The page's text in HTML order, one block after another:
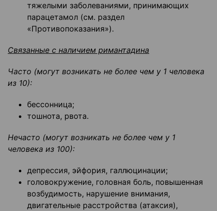
тяжелыми заболеваниями, принимающих
парацетамол (см. раздел
«Противопоказания»).
Связанные с наличием римантадина
Часто (могут возникать не более чем у 1 человека
из 10):
бессонница;
тошнота, рвота.
Нечасто (могут возникать не более чем у 1
человека из 100):
депрессия, эйфория, галлюцинации;
головокружение, головная боль, повышенная
возбудимость, нарушение внимания,
двигательные расстройства (атаксия),